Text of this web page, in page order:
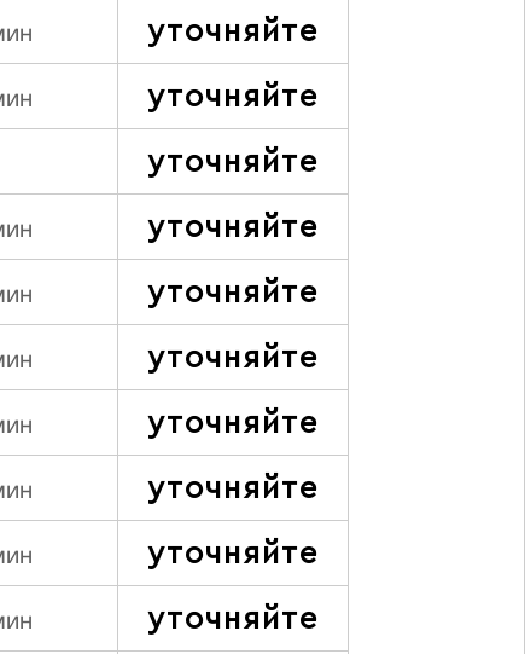
уточняйте
уточняйте
уточняйте
уточняйте
уточняйте
уточняйте
уточняйте
уточняйте
уточняйте
уточняйте